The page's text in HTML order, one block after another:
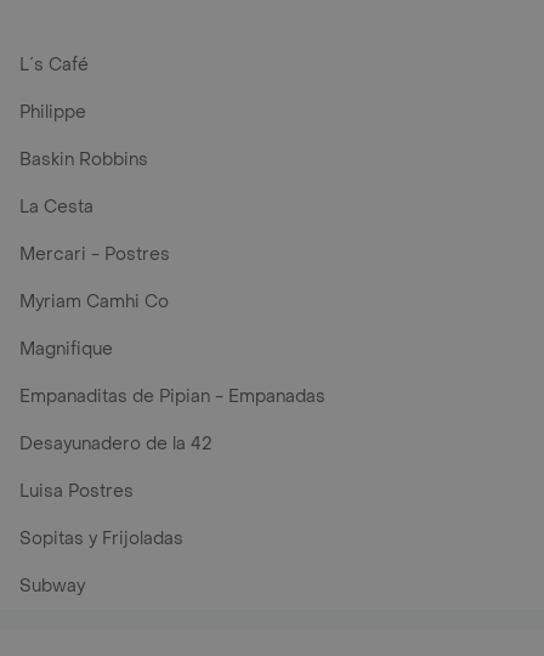
L´s Café
Philippe
Baskin Robbins
La Cesta
Mercari - Postres
Myriam Camhi Co
Magnifique
Empanaditas de Pipian - Empanadas
Desayunadero de la 42
Luisa Postres
Sopitas y Frijoladas
Subway